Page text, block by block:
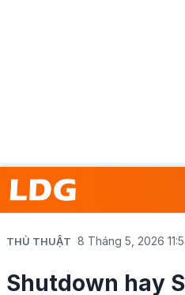
THỦ THUẬT 8 Tháng 5, 2026
Shutdown hay